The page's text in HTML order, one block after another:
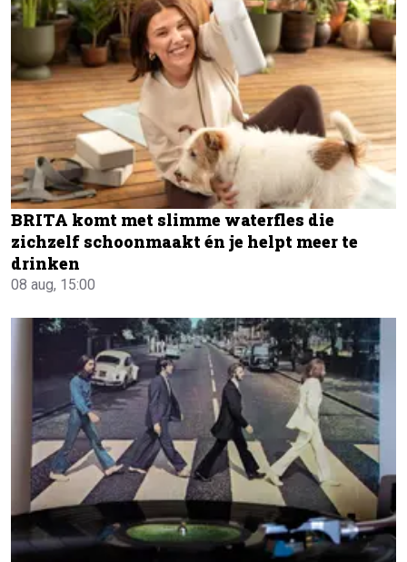
BRITA komt met slimme waterfles die
zichzelf schoonmaakt én je helpt meer te
drinken
08 aug, 15:00